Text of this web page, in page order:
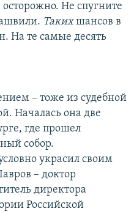
Не спугните
Такихшансов в
На те самые десять
– тоже из судебной
Началась она две
где прошел
собор.
украсил своим
– доктор
директора
Российской